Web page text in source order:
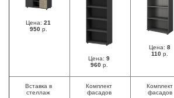
Цена: 21
950р.
Цена: 9
960р.
Цена: 8
110 р.
Вставка в
стеллаж
Комплект
фасадов
Комплект
фасадов